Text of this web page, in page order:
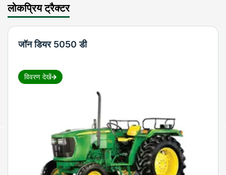
लोकप्रिय ट्रैक्टर
जॉन डियर 5050 डी
विवरण देखें